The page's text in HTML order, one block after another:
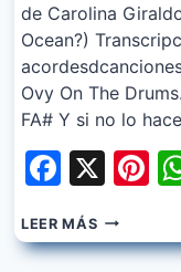
de Carolina
Ocean?)
Ovy On The
FA# Y si no lo
X
LEER MÁSOVY
ON
THE